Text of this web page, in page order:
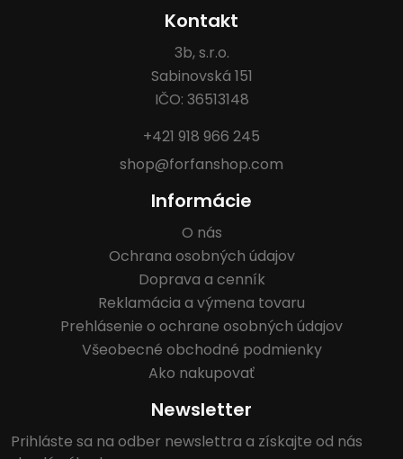
Kontakt
3b, s.r.o.
Sabinovská 151
IČO: 36513148
+421 918 966 245
shop@forfanshop.com
Informácie
O nás
Ochrana osobných údajov
Doprava a cenník
Reklamácia a výmena tovaru
Prehlásenie o ochrane osobných údajov
Všeobecné obchodné podmienky
Ako nakupovať
Newsletter
Prihláste sa na odber newslettra a získajte od nás